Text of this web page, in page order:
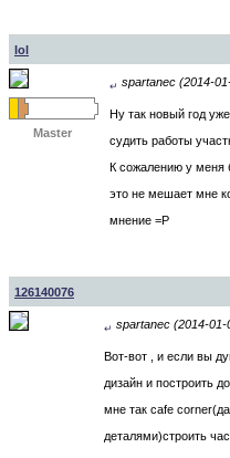
lol
Master
↵ spartanec (2014-
Ну так новый год
судить работы
К сожалению у меня
это не мешает мне
мнение =P
126140076
↵ spartanec (2014-01-
Вот-вот , и если вы
дизайн и построить
мне так cafe
деталями)строить